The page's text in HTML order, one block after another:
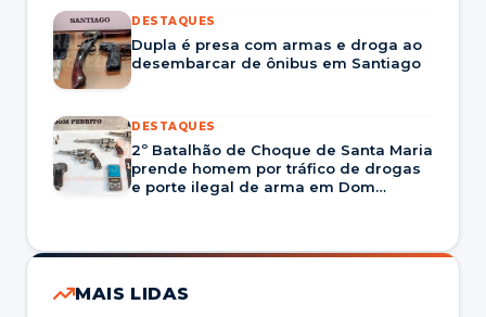
DESTAQUES
Dupla é presa com armas e droga ao
desembarcar de ônibus em Santiago
DESTAQUES
2º Batalhão de Choque de Santa Maria
prende homem por tráfico de drogas
e porte ilegal de arma em Dom
MAIS LIDAS